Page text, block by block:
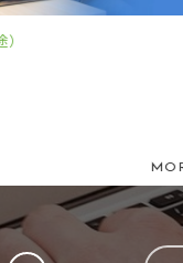
システムエンジ